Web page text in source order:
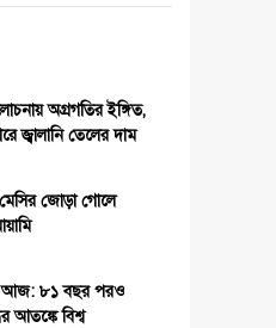
অগ্রগতির ইঙ্গিত,
জ্বালানি তেলের দাম
জোড়া গোলে
আজ: ৮১ বছর পরও
আতঙ্কে বিশ্ব